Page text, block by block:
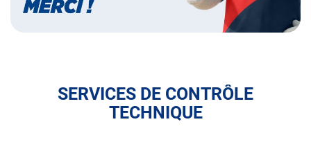
SERVICES DE CONTRÔLE
TECHNIQUE